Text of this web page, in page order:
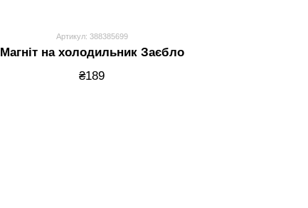
Артикул: 388385699
Магніт на холодильник Заєбло
₴189